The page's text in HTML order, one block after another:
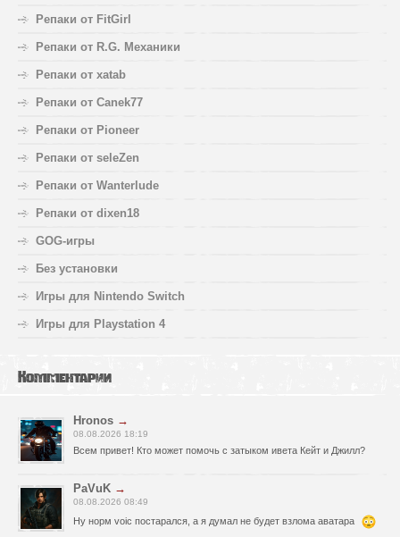
Репаки от FitGirl
Репаки от R.G. Механики
Репаки от xatab
Репаки от Canek77
Репаки от Pioneer
Репаки от seleZen
Репаки от Wanterlude
Репаки от dixen18
GOG-игры
Без установки
Игры для Nintendo Switch
Игры для Playstation 4
Комментарии
Hronos →
08.08.2026 18:19
Всем привет! Кто может помочь с затыком ивета Кейт и Джилл?
PaVuK →
08.08.2026 08:49
Ну норм voic постарался, а я думал не будет взлома аватара